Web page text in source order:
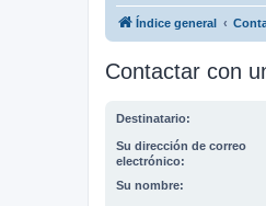
Índice general
Contactar con
Destinatario:
Su dirección de correo
electrónico:
Su nombre: